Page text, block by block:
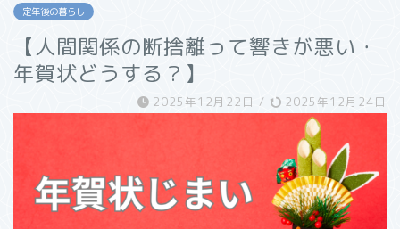
定年後の暮らし
【人間関係の断捨離って響きが悪い・
年賀状どうする？】
2025年12月22日 / 2025年12月24日